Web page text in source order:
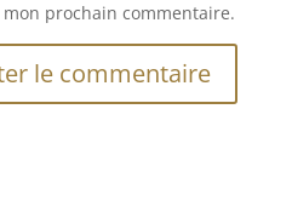
prochain commentaire.